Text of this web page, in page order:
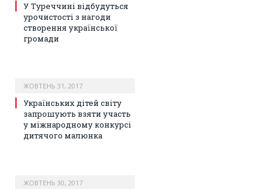
У Туреччині відбудуться
урочистості з нагоди
створення української
громади
ЖОВТЕНЬ 31, 2017
Українських дітей світу
запрошують взяти участь
у міжнародному конкурсі
дитячого малюнка
ЖОВТЕНЬ 30, 2017